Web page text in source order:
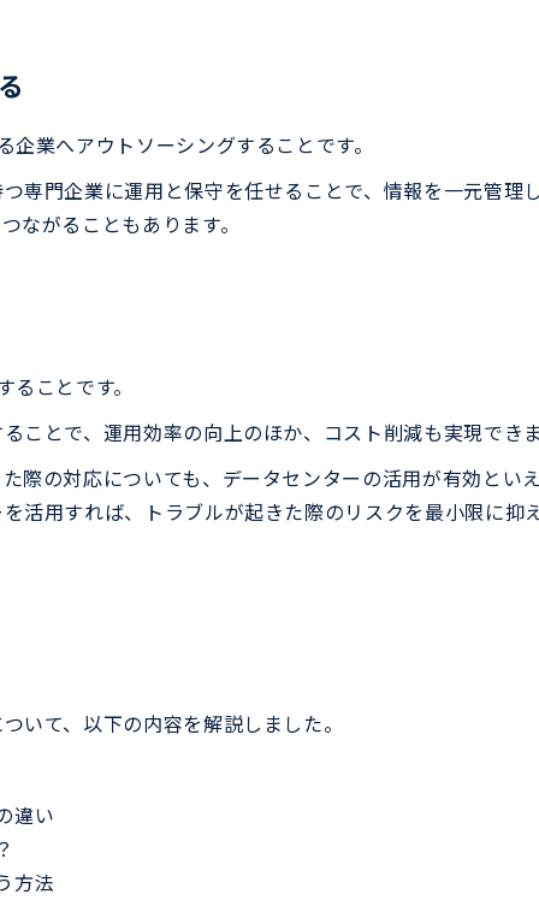
業へアウトソーシングすることです。
専門企業に運用と保守を任せることで、情報を一元管理
ながることもあります。
ことです。
ことで、運用効率の向上のほか、コスト削減も実現でき
際の対応についても、データセンターの活用が有効とい
活用すれば、トラブルが起きた際のリスクを最小限に抑
いて、以下の内容を解説しました。
違い
方法